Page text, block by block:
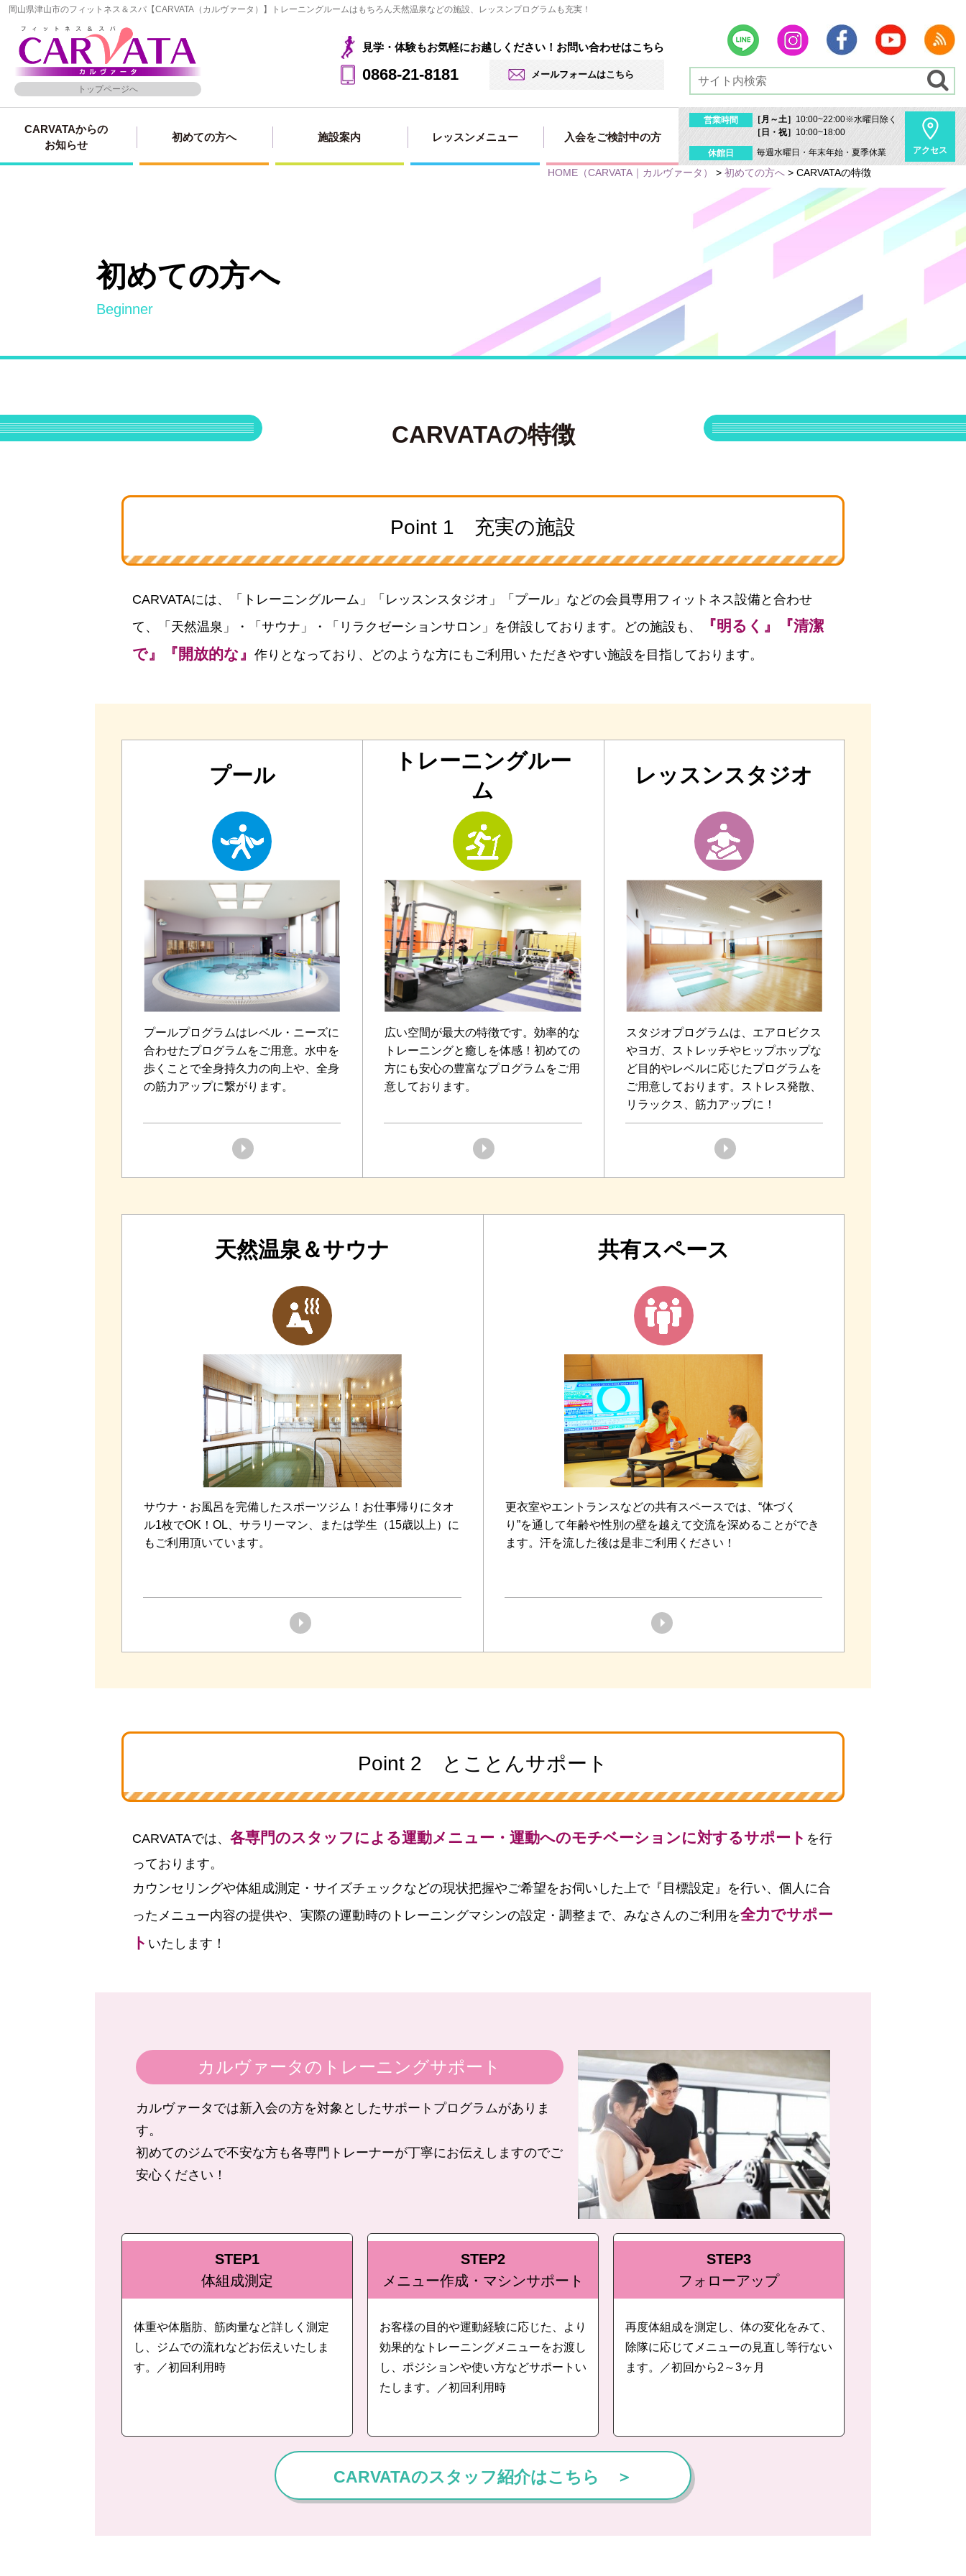
岡山県津山市のフィットネス＆スパ【CARVATA（カルヴァータ）】トレーニングルームはもちろん天然温泉などの施設、レッスンプログラムも充実！
トップページへ
見学・体験もお気軽にお越しください！お問い合わせはこちら
0868-21-8181 メールフォームはこちら
CARVATAからの
お知らせ
初めての方へ 施設案内 レッスンメニュー 入会をご検討中の方
営業時間 ［月～土］ 10:00~22:00※水曜日除く
［日・祝］ 10:00~18:00
休館日 毎週水曜日・年末年始・夏季休業 アクセス
HOME （CARVATA｜カルヴァータ） > 初めての方へ > CARVATAの特徴
初めての方へ
beginner
CARVATAの特徴
Point 1 充実の施設
CARVATAには、「トレーニングルーム」「レッスンスタジオ」「プール」などの会員専用フィットネス設備と合わせ
て、「天然温泉」・「サウナ」・「リラクゼーションサロン」を併設しております。どの施設も、
『明るく』『清潔
で』『開放的な』 作りとなっており、どのような方にもご利用い ただきやすい施設を目指しております。
プール
プールプログラムはレベル・ニーズに
合わせたプログラムをご用意。水中を
歩くことで全身持久力の向上や、全身
の筋力アップに繋がります。
トレーニングルー
ム
広い空間が最大の特徴です。効率的な
トレーニングと癒しを体感！初めての
方にも安心の豊富なプログラムをご用
意しております。
レッスンスタジオ
スタジオプログラムは、エアロビクス
やヨガ、ストレッチやヒップホップな
ど目的やレベルに応じたプログラムを
ご用意しております。ストレス発散、
リラックス、筋力アップに！
天然温泉＆サウナ
サウナ・お風呂を完備したスポーツジム！お仕事帰りにタオ
ル1枚でOK！OL、サラリーマン、または学生（15歳以上）に
もご利用頂いています。
共有スペース
更衣室やエントランスなどの共有スペースでは、“体づく
り”を通して年齢や性別の壁を越えて交流を深めることができ
ます。汗を流した後は是非ご利用ください！
Point 2 とことんサポート
CARVATAでは、 各専門のスタッフによる運動メニュー・運動へのモチベーションに対するサポート を行
っております。
カウンセリングや体組成測定・サイズチェックなどの現状把握やご希望をお伺いした上で『目標設定』を行い、個人に合
ったメニュー内容の提供や、実際の運動時のトレーニングマシンの設定・調整まで、みなさんのご利用を全力でサポー
ト いたします！
カルヴァータの トレーニングサポート
カルヴァータでは新入会の方を対象としたサポートプログラムがありま
す。
初めてのジムで不安な方も各専門トレーナーが丁寧にお伝えしますのでご
安心ください！
STEP1
体組成測定
体重や体脂肪、筋肉量など詳しく測定
し、ジムでの流れなどお伝えいたしま
す。／初回利用時
STEP2
メニュー作成・マシンサポート
お客様の目的や運動経験に応じた、より
効果的なトレーニングメニューをお渡し
し、ポジションや使い方などサポートい
たします。／初回利用時
STEP3
フォローアップ
再度体組成を測定し、体の変化をみて、
除隊に応じてメニューの見直し等行ない
ます。／初回から2～3ヶ月
CARVATAのスタッフ紹介はこちら